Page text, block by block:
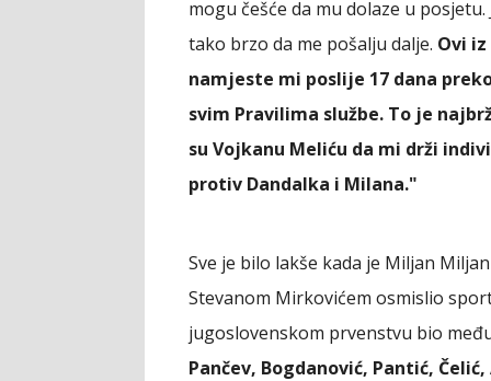
mogu češće da mu dolaze u
tako brzo da me pošalju dalje. Ovi
namjeste mi poslije 17 dana
svim Pravilima službe. To je
su Vojkanu Meliću da mi drži
protiv Dandalka i Milana."
Sve je bilo lakše kada je Miljan
Stevanom Mirkovićem osmislio
jugoslovenskom prvenstvu bio
Pančev, Bogdanović, Pantić,